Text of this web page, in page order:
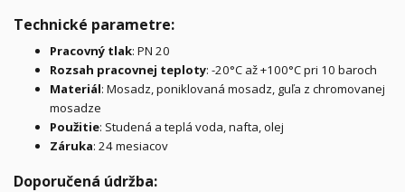
Technické parametre:
Pracovný tlak: PN 20
Rozsah pracovnej teploty: -20°C až +100°C pri 10 baroch
Materiál: Mosadz, poniklovaná mosadz, guľa z chromovanej
mosadze
Použitie: Studená a teplá voda, nafta, olej
Záruka: 24 mesiacov
Doporučená údržba: